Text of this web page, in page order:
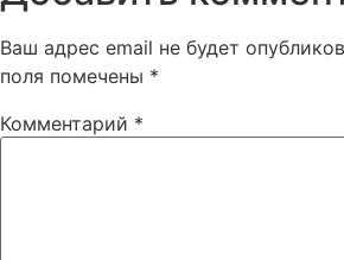
Ваш адрес email не будет
поля помечены *
Комментарий *